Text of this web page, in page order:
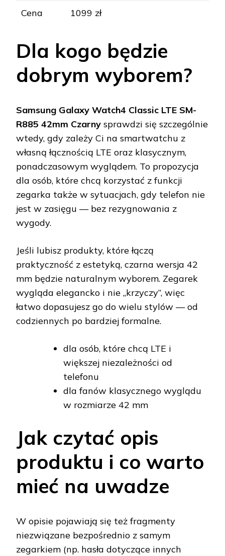
Cena 1099 zł
Dla kogo będzie
dobrym wyborem?
Samsung Galaxy Watch4 Classic LTE SM-
R885 42mm Czarny sprawdzi się szczególnie
wtedy, gdy zależy Ci na smartwatchu z
własną łącznością LTE oraz klasycznym,
ponadczasowym wyglądem. To propozycja
dla osób, które chcą korzystać z funkcji
zegarka także w sytuacjach, gdy telefon nie
jest w zasięgu — bez rezygnowania z
wygody.
Jeśli lubisz produkty, które łączą
praktyczność z estetyką, czarna wersja 42
mm będzie naturalnym wyborem. Zegarek
wygląda elegancko i nie „krzyczy”, więc
łatwo dopasujesz go do wielu stylów — od
codziennych po bardziej formalne.
dla osób, które chcą LTE i
większej niezależności od
telefonu
dla fanów klasycznego wyglądu
w rozmiarze 42 mm
Jak czytać opis
produktu i co warto
mieć na uwadze
W opisie pojawiają się też fragmenty
niezwiązane bezpośrednio z samym
zegarkiem (np. hasła dotyczące innych